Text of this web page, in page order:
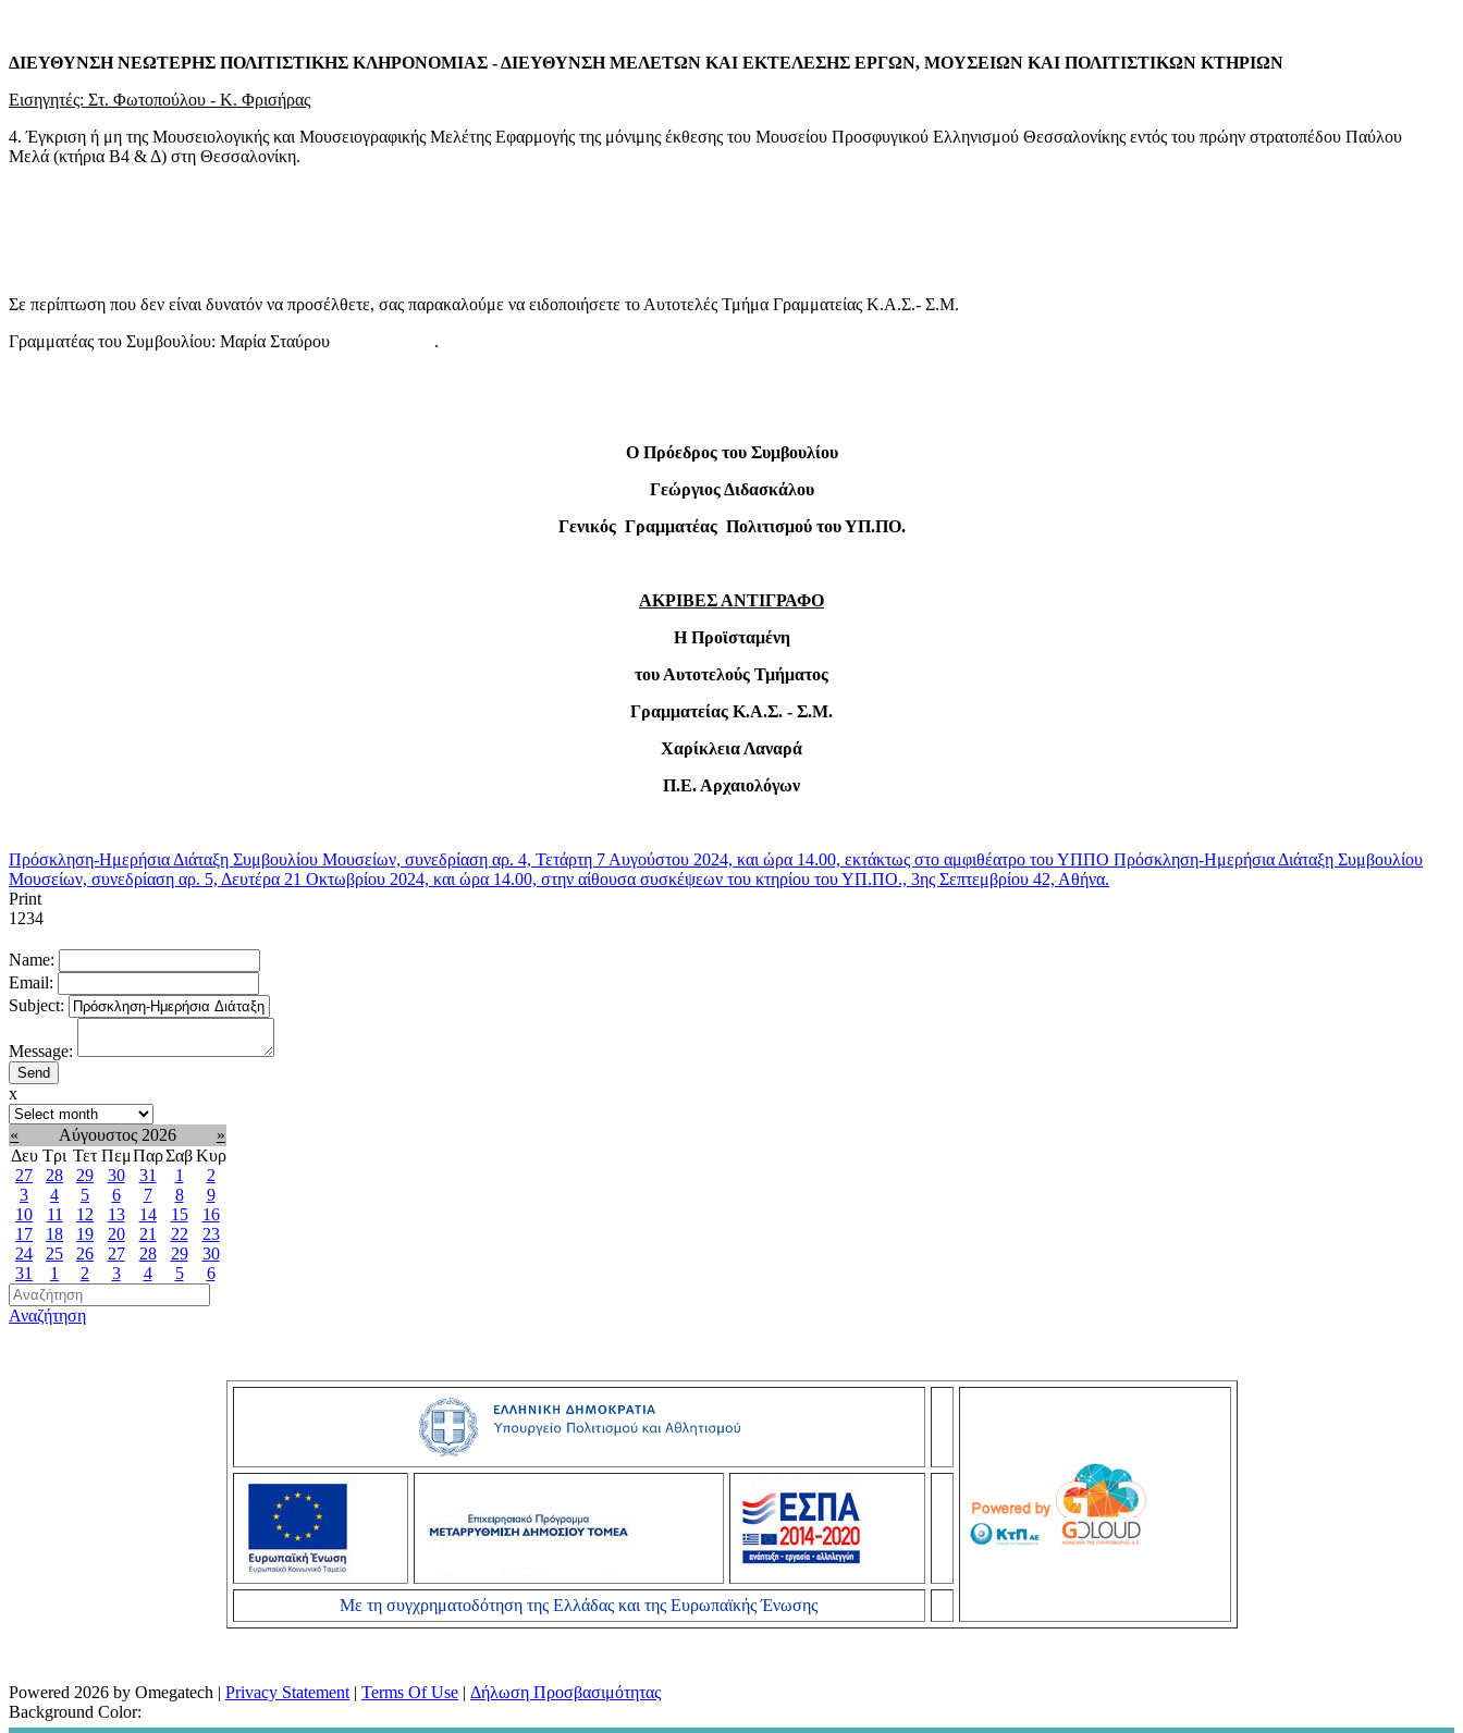
ΔΙΕΥΘΥΝΣΗ ΝΕΩΤΕΡΗΣ ΠΟΛΙΤΙΣΤΙΚΗΣ ΚΛΗΡΟΝΟΜΙΑΣ - ΔΙΕΥΘΥΝΣΗ ΜΕΛΕΤΩΝ ΚΑΙ ΕΚΤΕΛΕΣΗΣ ΕΡΓΩΝ, ΜΟΥΣΕΙΩΝ ΚΑΙ ΠΟΛΙΤΙΣΤΙΚΩΝ ΚΤΗΡΙΩΝ
Εισηγητές: Στ. Φωτοπούλου - Κ. Φρισήρας
4. Έγκριση ή μη της Μουσειολογικής και Μουσειογραφικής Μελέτης Εφαρμογής της μόνιμης έκθεσης του Μουσείου Προσφυγικού Ελληνισμού Θεσσαλονίκης εντός του πρώην στρατοπέδου Παύλου
Μελά (κτήρια Β4 & Δ) στη Θεσσαλονίκη.
Σε περίπτωση που δεν είναι δυνατόν να προσέλθετε, σας παρακαλούμε να ειδοποιήσετε το Αυτοτελές Τμήμα Γραμματείας Κ.Α.Σ.- Σ.Μ.
Γραμματέας του Συμβουλίου: Μαρία Σταύρου .
Ο Πρόεδρος του Συμβουλίου
Γεώργιος Διδασκάλου
Γενικός Γραμματέας Πολιτισμού του ΥΠ.ΠΟ.
ΑΚΡΙΒΕΣ ΑΝΤΙΓΡΑΦΟ
Η Προϊσταμένη
του Αυτοτελούς Τμήματος
Γραμματείας Κ.Α.Σ. - Σ.Μ.
Χαρίκλεια Λαναρά
Π.Ε. Αρχαιολόγων
Πρόσκληση-Ημερήσια Διάταξη Συμβουλίου Μουσείων, συνεδρίαση αρ. 4, Τετάρτη 7 Αυγούστου 2024, και ώρα 14.00, εκτάκτως στο αμφιθέατρο του ΥΠΠΟ Πρόσκληση-Ημερήσια Διάταξη Συμβουλίου
Μουσείων, συνεδρίαση αρ. 5, Δευτέρα 21 Οκτωβρίου 2024, και ώρα 14.00, στην αίθουσα συσκέψεων του κτηρίου του ΥΠ.ΠΟ., 3ης Σεπτεμβρίου 42, Αθήνα.
Print
1234
Name:
Email:
Subject:
Message:
x
« Αύγουστος 2026
»
Δευ Τρι Τετ ΠεμΠαρΣαβΚυρ
27
28 29 30 31 1
2
3
4 5 6 7 8
9
10
11 12 13 14 15
16
17
18 19 20 21 22
23
24
25 26 27 28 29
30
31
1 2 3 4 5 6
Αναζήτηση
Με τη συγχρηματοδότηση της Ελλάδας και της Ευρωπαϊκής Ένωσης
Powered 2026 by Omegatech | Privacy Statement | Terms Of Use | Δήλωση Προσβασιμότητας
Background Color: